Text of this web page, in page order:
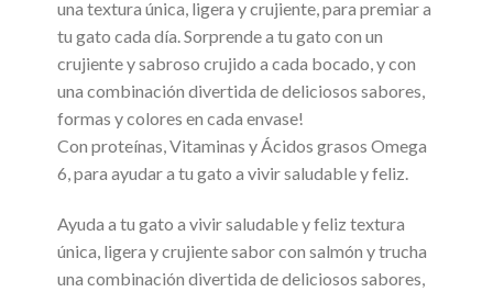
una textura única, ligera y crujiente, para premiar a
tu gato cada día. Sorprende a tu gato con un
crujiente y sabroso crujido a cada bocado, y con
una combinación divertida de deliciosos sabores,
formas y colores en cada envase!
Con proteínas, Vitaminas y Ácidos grasos Omega
6, para ayudar a tu gato a vivir saludable y feliz.
Ayuda a tu gato a vivir saludable y feliz textura
única, ligera y crujiente sabor con salmón y trucha
una combinación divertida de deliciosos sabores,